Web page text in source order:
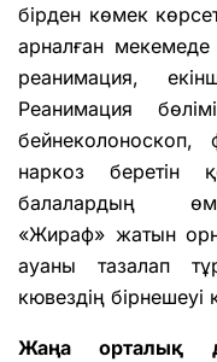
бірден көмек
арналған мекемеде
реанимация,
Реанимация
бейнеколоноскоп,
наркоз беретін
балалардың
«Жираф» жатын
ауаны тазалап
кювездің бірнешеуі
Жаңа орталық